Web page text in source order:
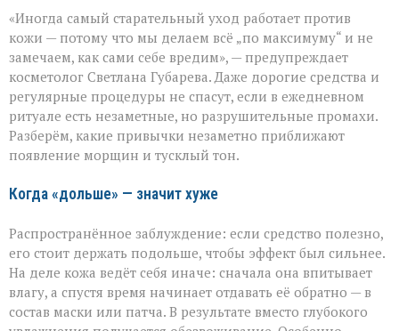
думаете,
что
ухаживаете,
а
на
деле
ускоряете
старение»:
косметолог
«Иногда самый старательный уход работает против
кожи — потому что мы делаем всё „по максимуму“ и не
замечаем, как сами себе вредим», — предупреждает
косметолог Светлана Губарева. Даже дорогие средства и
регулярные процедуры не спасут, если в ежедневном
ритуале есть незаметные, но разрушительные промахи.
Разберём, какие привычки незаметно приближают
появление морщин и тусклый тон.
Когда «дольше» — значит хуже
Распространённое заблуждение: если средство полезно,
его стоит держать подольше, чтобы эффект был сильнее.
На деле кожа ведёт себя иначе: сначала она впитывает
влагу, а спустя время начинает отдавать её обратно — в
состав маски или патча. В результате вместо глубокого